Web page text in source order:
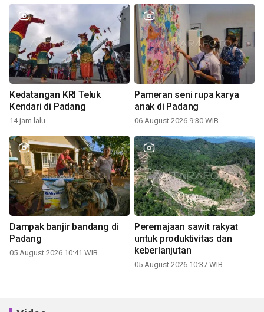
Kedatangan KRI Teluk
Kendari di Padang
14 jam lalu
Pameran seni rupa karya
anak di Padang
06 August 2026 9:30 WIB
Dampak banjir bandang di
Padang
05 August 2026 10:41 WIB
Peremajaan sawit rakyat
untuk produktivitas dan
keberlanjutan
05 August 2026 10:37 WIB